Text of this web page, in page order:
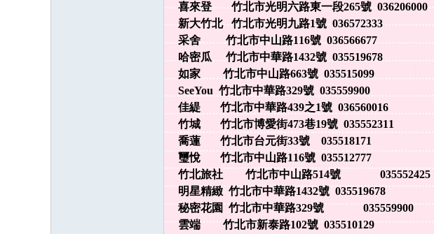
喜來登 竹北市光明六路東一段265號 036206000
新大竹北 竹北市光明九路1號 036572333
采舍 竹北市中山路116號 036566677
哈密瓜 竹北市中華路1432號 035519678
如家 竹北市中山路663號 035515099
SeeYou 竹北市中華路329號 035559900
佳緹 竹北市中華路439之1號 036560016
竹城 竹北市博愛街473巷19號 035552311
喬蓮 竹北市台元街33號 035518171
璽悅 竹北市中山路116號 035512777
竹北旅社 竹北市中山路514號 035552425
明星精緻 竹北市中華路1432號 035519678
秘密花園 竹北市中華路329號 035559900
雲端 竹北市新泰路102號 035510129